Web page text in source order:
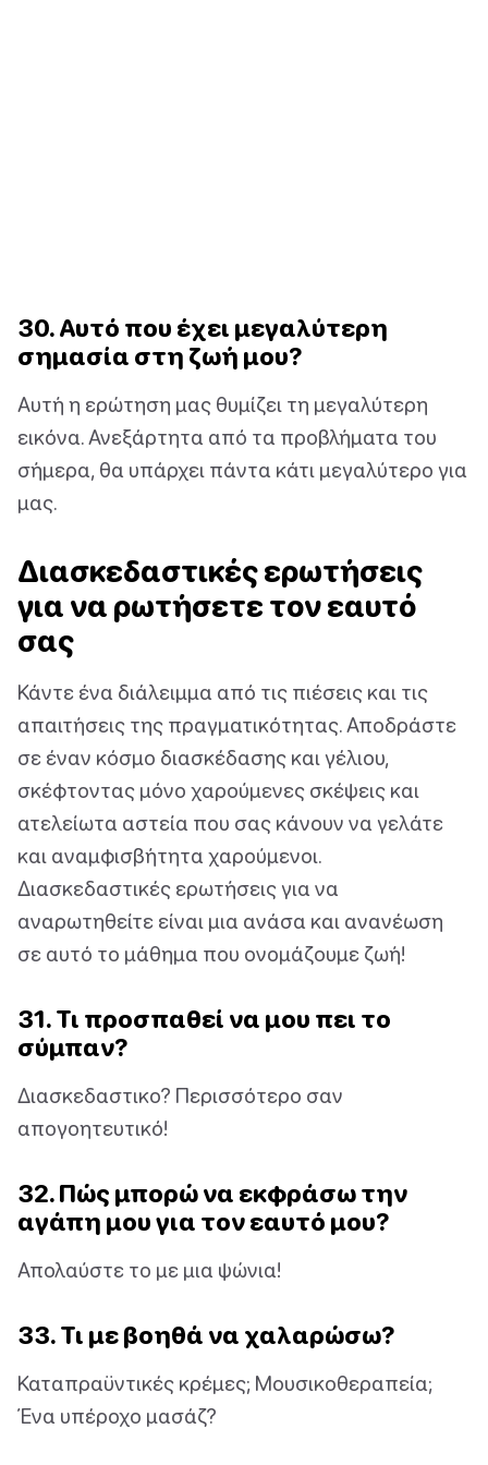
30. Αυτό που έχει μεγαλύτερη
σημασία στη ζωή μου?
Αυτή η ερώτηση μας θυμίζει τη μεγαλύτερη
εικόνα. Ανεξάρτητα από τα προβλήματα του
σήμερα, θα υπάρχει πάντα κάτι μεγαλύτερο για
μας.
Διασκεδαστικές ερωτήσεις
για να ρωτήσετε τον εαυτό
σας
Κάντε ένα διάλειμμα από τις πιέσεις και τις
απαιτήσεις της πραγματικότητας. Αποδράστε
σε έναν κόσμο διασκέδασης και γέλιου,
σκέφτοντας μόνο χαρούμενες σκέψεις και
ατελείωτα αστεία που σας κάνουν να γελάτε
και αναμφισβήτητα χαρούμενοι.
Διασκεδαστικές ερωτήσεις για να
αναρωτηθείτε είναι μια ανάσα και ανανέωση
σε αυτό το μάθημα που ονομάζουμε ζωή!
31. Τι προσπαθεί να μου πει το
σύμπαν?
Διασκεδαστικο? Περισσότερο σαν
απογοητευτικό!
32. Πώς μπορώ να εκφράσω την
αγάπη μου για τον εαυτό μου?
Απολαύστε το με μια ψώνια!
33. Τι με βοηθά να χαλαρώσω?
Καταπραϋντικές κρέμες; Μουσικοθεραπεία;
Ένα υπέροχο μασάζ?